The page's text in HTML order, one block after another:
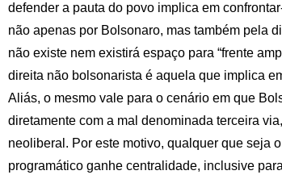
defender a pauta do povo implica em
não apenas por Bolsonaro, mas também pela
não existe nem existirá espaço para “frente
direita não bolsonarista é aquela que implica
Aliás, o mesmo vale para o cenário em que
diretamente com a mal denominada terceira
neoliberal. Por este motivo, qualquer que seja
programático ganhe centralidade, inclusive